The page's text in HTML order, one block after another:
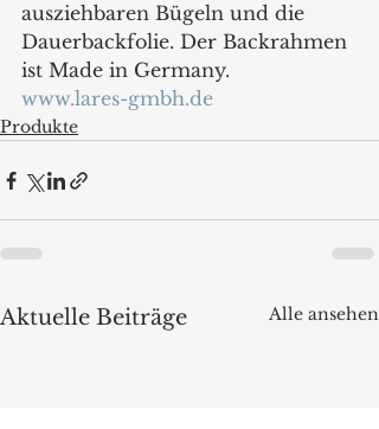
ausziehbaren Bügeln und die
Dauerbackfolie. Der Backrahmen
ist Made in Germany.
www.lares-gmbh.de
Produkte
Aktuelle Beiträge Alle ansehen